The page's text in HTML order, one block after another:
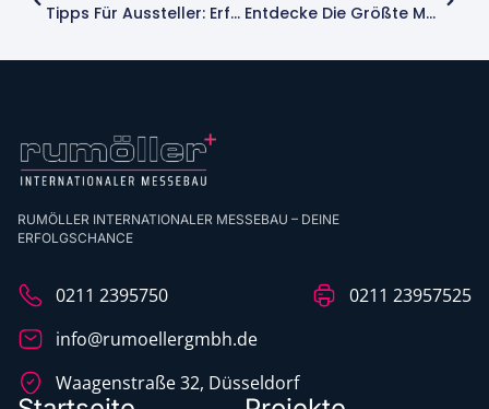
Tipps Für Aussteller: Erfolgreich Auf Der Messe Auftreten
Entdecke Die Größte Messe In Hannover: Ein Überblick
RUMÖLLER INTERNATIONALER MESSEBAU – DEINE
ERFOLGSCHANCE
0211 2395750
0211 23957525
info@rumoellergmbh.de
Waagenstraße 32, Düsseldorf